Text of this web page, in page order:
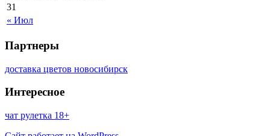
« Июл
31
Партнеры
доставка цветов новосибирск
Интересное
чат рулетка 18+